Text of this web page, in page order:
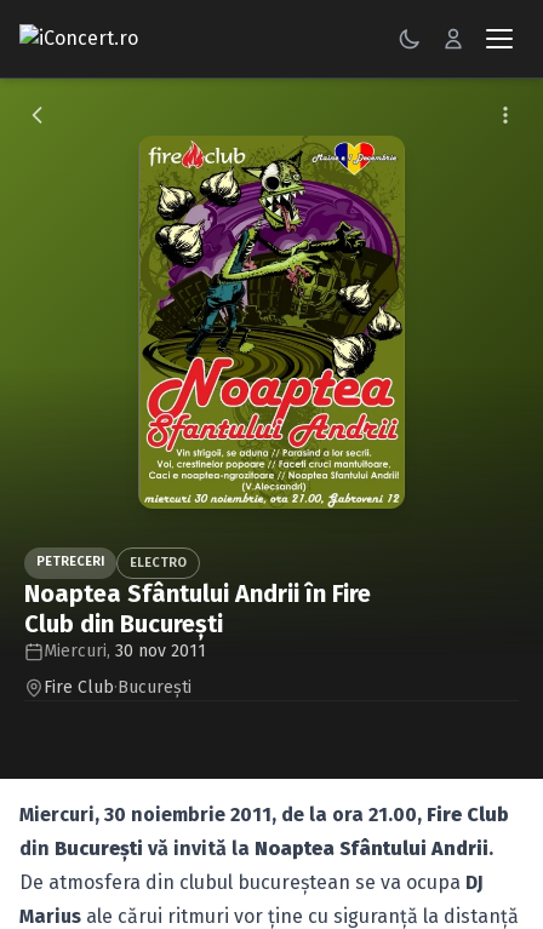
CONCERTE
Caută în site...
PETRECERI ELECTRO
Noaptea Sfântului Andrii în Fire
Club din Bucureşti
Miercuri, 30 nov 2011
Fire Club·Bucureşti
Miercuri, 30 noiembrie 2011, de la ora 21.00, Fire Club
din Bucureşti vă invită la Noaptea Sfântului Andrii.
De atmosfera din clubul bucureştean se va ocupa DJ
Marius ale cărui ritmuri vor ţine cu siguranţă la distanţă